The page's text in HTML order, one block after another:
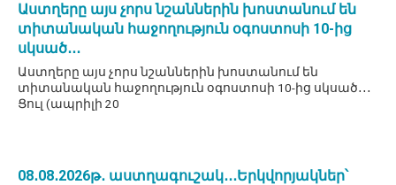
Աստղերը այս չորս նշաններին խոստանում են
տիտանական հաջողություն օգոստոսի 10-ից
սկսած․․․
Աստղերը այս չորս նշաններին խոստանում են
տիտանական հաջողություն օգոստոսի 10-ից սկսած․․․
Ցուլ (ապրիլի 20
08․08․2026թ․ աստղագուշակ․․․Երկվորյակներ՝